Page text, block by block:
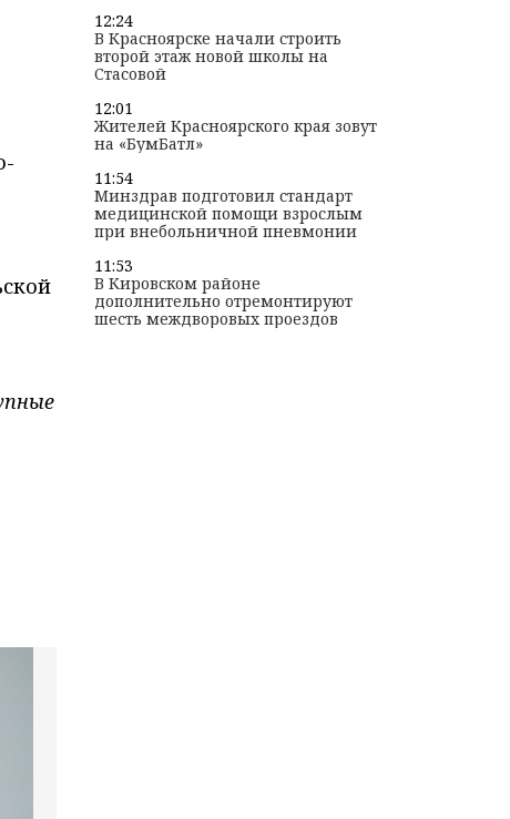
12:24
В Красноярске начали строить
второй этаж новой школы на
Стасовой
12:01
Жителей Красноярского края зовут
на «БумБатл»
11:54
Минздрав подготовил стандарт
медицинской помощи взрослым
при внебольничной пневмонии
11:53
В Кировском районе
дополнительно отремонтируют
шесть междворовых проездов